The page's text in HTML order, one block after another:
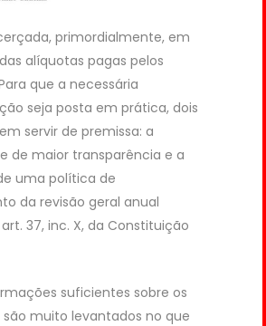
primordialmente, em
alíquotas pagas pelos
que a necessária
seja posta em prática, dois
servir de premissa: a
de maior transparência e a
uma política de
da revisão geral anual
37, inc. X, da Constituição
suficientes sobre os
muito levantados no que